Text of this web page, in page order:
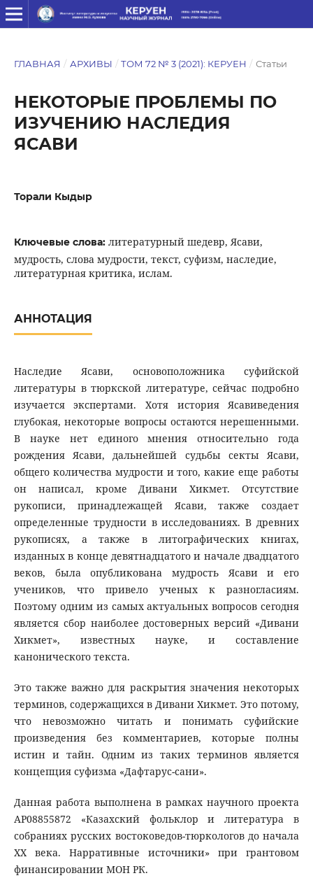
ГЛАВНАЯ / АРХИВЫ / ТОМ 72 № 3 (2021): КЕРУЕН / Статьи
НЕКОТОРЫЕ ПРОБЛЕМЫ ПО
ИЗУЧЕНИЮ НАСЛЕДИЯ
ЯСАВИ
Торали Кыдыр
Ключевые слова: литературный шедевр, Ясави,
мудрость, слова мудрости, текст, суфизм, наследие,
литературная критика, ислам.
АННОТАЦИЯ
Наследие Ясави, основоположника суфийской
литературы в тюркской литературе, сейчас подробно
изучается экспертами. Хотя история Ясавиведения
глубокая, некоторые вопросы остаются нерешенными.
В науке нет единого мнения относительно года
рождения Ясави, дальнейшей судьбы секты Ясави,
общего количества мудрости и того, какие еще работы
он написал, кроме Дивани Хикмет. Отсутствие
рукописи, принадлежащей Ясави, также создает
определенные трудности в исследованиях. В древних
рукописях, а также в литографических книгах,
изданных в конце девятнадцатого и начале двадцатого
веков, была опубликована мудрость Ясави и его
учеников, что привело ученых к разногласиям.
Поэтому одним из самых актуальных вопросов сегодня
является сбор наиболее достоверных версий «Дивани
Хикмет», известных науке, и составление
канонического текста.
Это также важно для раскрытия значения некоторых
терминов, содержащихся в Дивани Хикмет. Это потому,
что невозможно читать и понимать суфийские
произведения без комментариев, которые полны
истин и тайн. Одним из таких терминов является
концепция суфизма «Дафтарус-сани».
Данная работа выполнена в рамках научного проекта
АР08855872 «Казахский фольклор и литература в
собраниях русских востоковедов-тюркологов до начала
XX века. Нарративные источники» при грантовом
финансировании МОН РК.